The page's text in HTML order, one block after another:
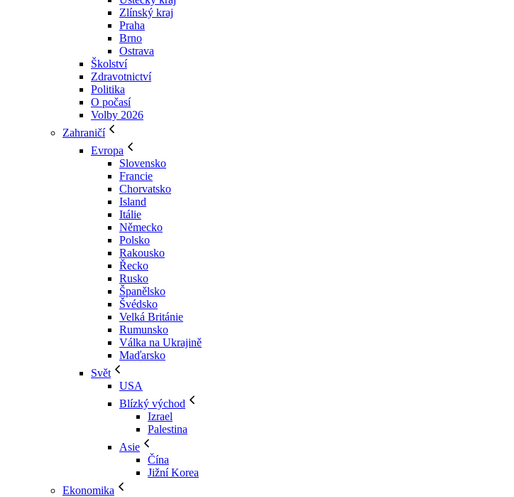
Zlínský kraj
Praha
Brno
Ostrava
Školství
Zdravotnictví
Politika
O počasí
Volby 2026
Zahraničí
Evropa
Slovensko
Francie
Chorvatsko
Island
Itálie
Německo
Polsko
Rakousko
Řecko
Rusko
Španělsko
Švédsko
Velká Británie
Rumunsko
Válka na Ukrajině
Maďarsko
Svět
USA
Blízký východ
Izrael
Palestina
Asie
Čína
Jižní Korea
Ekonomika